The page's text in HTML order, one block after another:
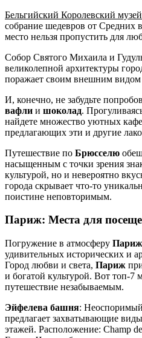
Бельгийский Королевский
собрание шедевров от Средних
место нельзя пропустить для
Собор Святого Михаила и
великолепной архитектуры
поражает своим внешним видом
И, конечно, не забудьте
вафли и шоколад.
найдете множество уютных
предлагающих эти и другие
Путешествие по Брюсселю
насыщенным с точки зрения
культурой, но и невероятно
города скрывает что-то
поистине неповторимым.
Париж: Места для
Погружение в атмосферу
удивительных исторических и
Город любви и света, Париж
и богатой культурой. Вот топ-7
путешествие незабываемым.
Эйфелева башня:
предлагает захватывающие
этажей. Расположение: Champ